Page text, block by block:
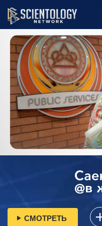
СМОТРЕТЬ